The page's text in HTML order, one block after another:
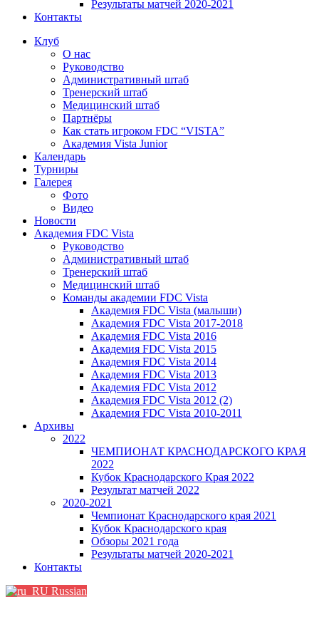
Результаты матчей 2020-2021
Контакты
Клуб
О нас
Руководство
Административный штаб
Тренерский штаб
Медицинский штаб
Партнёры
Как стать игроком FDC “VISTA”
Академия Vista Junior
Календарь
Турниры
Галерея
Фото
Видео
Новости
Академия FDC Vista
Руководство
Административный штаб
Тренерский штаб
Медицинский штаб
Команды академии FDC Vista
Академия FDC Vista (малыши)
Академия FDC Vista 2017-2018
Академия FDC Vista 2016
Академия FDC Vista 2015
Академия FDC Vista 2014
Академия FDC Vista 2013
Академия FDC Vista 2012
Академия FDC Vista 2012 (2)
Академия FDC Vista 2010-2011
Архивы
2022
ЧЕМПИОНАТ КРАСНОДАРСКОГО КРАЯ
2022
Кубок Краснодарского Края 2022
Результат матчей 2022
2020-2021
Чемпионат Краснодарского края 2021
Кубок Краснодарского края
Обзоры 2021 года
Результаты матчей 2020-2021
Контакты
Russian